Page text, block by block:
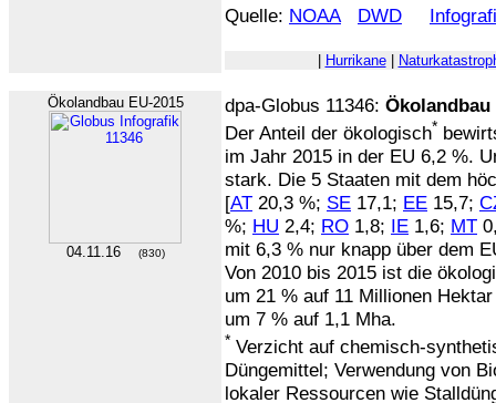
Quelle: NOAA DWD
Hurrikane|
Ökolandbau EU-2015
04.11.16 (830)
dpa-Globus 11346:
Der Anteil der ökologisch*
im Jahr 2015 in der EU 6,2 %.
stark. Die 5 Staaten mit dem
[AT 20,3 %; SE 17,1; EE 15,7;
%; HU 2,4; RO 1,8; IE 1,6; MT
mit 6,3 % nur knapp über dem
Von 2010 bis 2015 ist die
um 21 % auf 11 Millionen
um 7 % auf 1,1 Mha.
* Verzicht auf chemisch-
Düngemittel; Verwendung von
lokaler Ressourcen wie